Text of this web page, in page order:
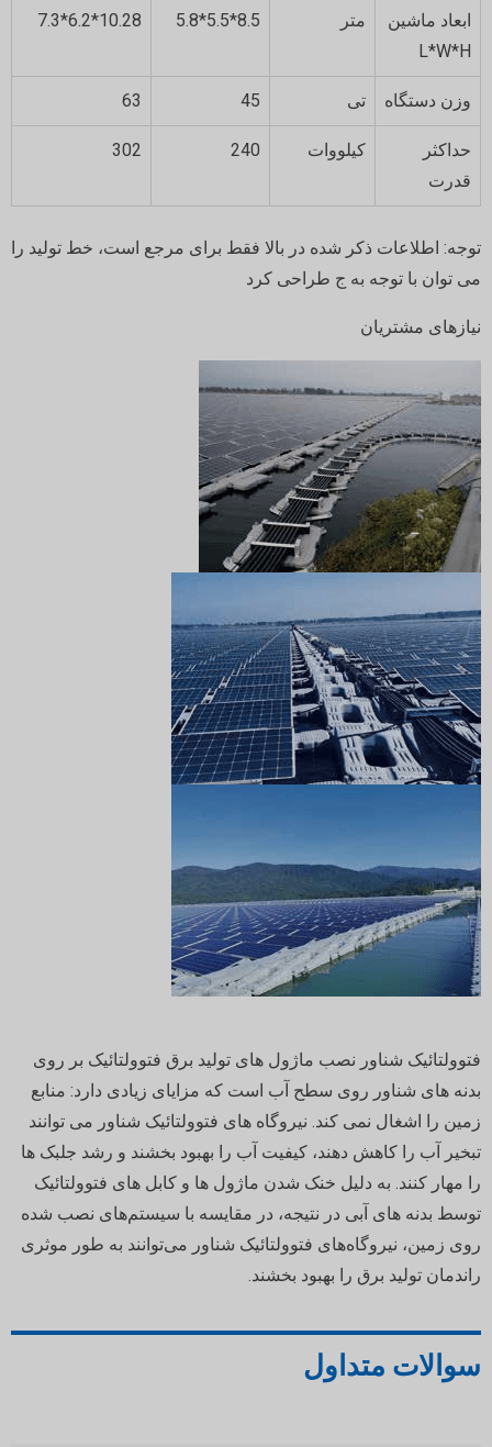
ابعاد ماشین
L*W*H
متر 8.5*5.5*5.8
10.28*6.2*7.3
وزن دستگاه تی 45
63
حداکثر
قدرت
کیلووات 240
302
توجه: اطلاعات ذکر شده در بالا فقط برای مرجع است، خط تولید را
می توان با توجه به ج طراحی کرد
نیازهای مشتریان
فتوولتائیک شناور نصب ماژول های تولید برق فتوولتائیک بر روی
بدنه های شناور روی سطح آب است که مزایای زیادی دارد: منابع
زمین را اشغال نمی کند. نیروگاه های فتوولتائیک شناور می توانند
تبخیر آب را کاهش دهند، کیفیت آب را بهبود بخشند و رشد جلبک ها
را مهار کنند. به دلیل خنک شدن ماژول ها و کابل های فتوولتائیک
توسط بدنه های آبی در نتیجه، در مقایسه با سیستم‌های نصب شده
روی زمین، نیروگاه‌های فتوولتائیک شناور می‌توانند به طور موثری
راندمان تولید برق را بهبود بخشند.
سوالات متداول